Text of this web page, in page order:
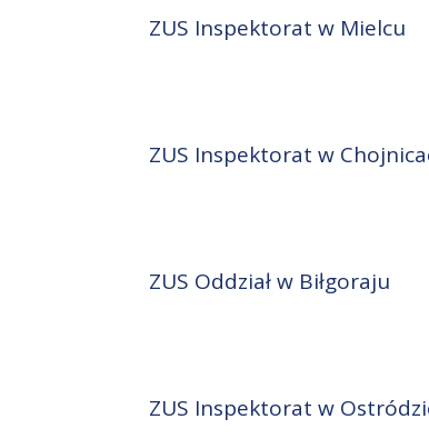
ZUS Inspektorat w Mielcu
ZUS Inspektorat w
ZUS Oddział w Biłgoraju
ZUS Inspektorat w